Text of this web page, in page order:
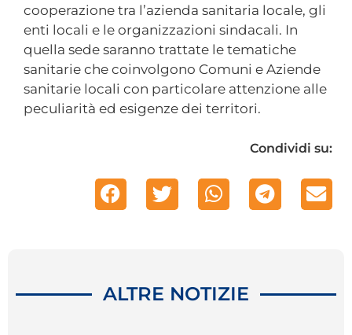
cooperazione tra l’azienda sanitaria locale, gli
enti locali e le organizzazioni sindacali. In
quella sede saranno trattate le tematiche
sanitarie che coinvolgono Comuni e Aziende
sanitarie locali con particolare attenzione alle
peculiarità ed esigenze dei territori.
Condividi su:
ALTRE NOTIZIE